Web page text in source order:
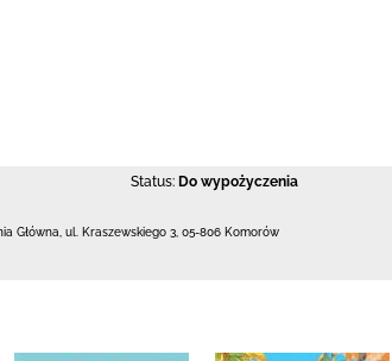
Status: Do wypożyczenia
Główna, ul. Kraszewskiego 3 05-806 Komorów